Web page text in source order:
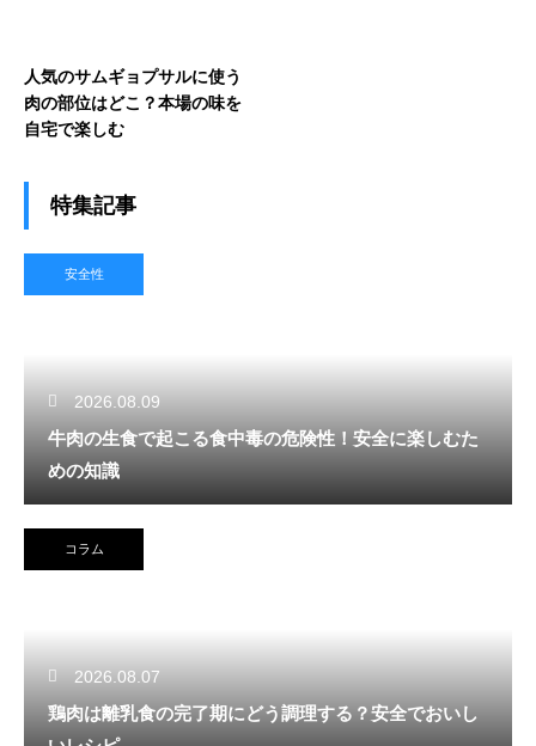
人気のサムギョプサルに使う
肉の部位はどこ？本場の味を
自宅で楽しむ
特集記事
安全性
2026.08.09
牛肉の生食で起こる食中毒の危険性！安全に楽しむた
めの知識
コラム
2026.08.07
鶏肉は離乳食の完了期にどう調理する？安全でおいし